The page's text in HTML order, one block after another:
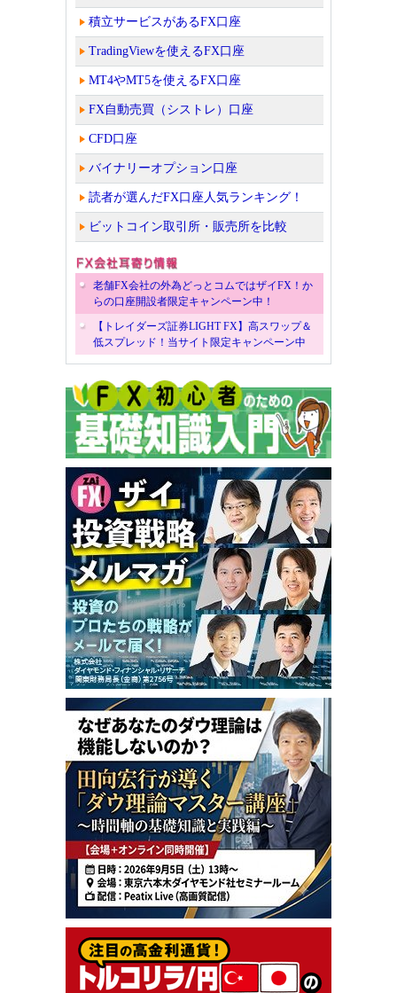
積立サービスがあるFX口座
TradingViewを使えるFX口座
MT4やMT5を使えるFX口座
FX自動売買（シストレ）口座
CFD口座
バイナリーオプション口座
読者が選んだFX口座人気ランキング！
ビットコイン取引所・販売所を比較
老舗FX会社の外為どっとコムではザイFX！か
らの口座開設者限定キャンペーン中！
【トレイダーズ証券LIGHT FX】高スワップ＆
低スプレッド！当サイト限定キャンペーン中